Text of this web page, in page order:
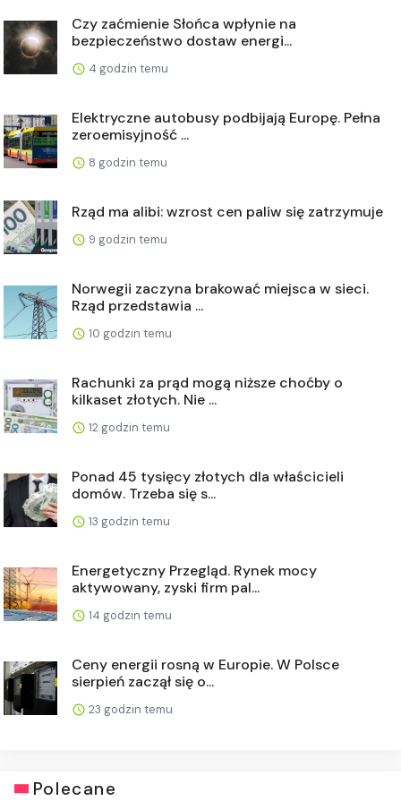
Czy zaćmienie Słońca wpłynie na
bezpieczeństwo dostaw energi...
4 godzin temu
Elektryczne autobusy podbijają Europę. Pełna
zeroemisyjność ...
8 godzin temu
Rząd ma alibi: wzrost cen paliw się zatrzymuje
9 godzin temu
Norwegii zaczyna brakować miejsca w sieci.
Rząd przedstawia ...
10 godzin temu
Rachunki za prąd mogą niższe choćby o
kilkaset złotych. Nie ...
12 godzin temu
Ponad 45 tysięcy złotych dla właścicieli
domów. Trzeba się s...
13 godzin temu
Energetyczny Przegląd. Rynek mocy
aktywowany, zyski firm pal...
14 godzin temu
Ceny energii rosną w Europie. W Polsce
sierpień zaczął się o...
23 godzin temu
Polecane